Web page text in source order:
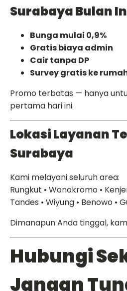
Surabaya Bulan
Bunga mulai 0,9%
Gratis biaya admin
Cair tanpa DP
Survey gratis ke
Promo terbatas — hanya
pertama hari ini.
Lokasi Layanan
Surabaya
Kami melayani seluruh area:
Rungkut • Wonokromo •
Tandes • Wiyung • Benowo •
Dimanapun Anda tinggal,
Hubungi
Jangan